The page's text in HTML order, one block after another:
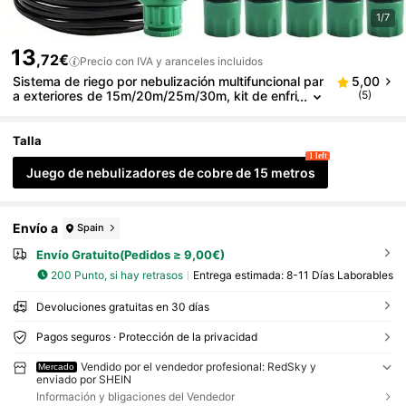
1/7
13,72€ Precio con IVA y aranceles incluidos
Sistema de riego por nebulización multifuncional par
a exteriores de 15m/20m/25m/30m, kit de enfri
invernadero e irrigación
5,00
(5)
Talla
Juego de nebulizadores de cobre de 15 metros
1 left
Envío a Spain
Envío Gratuito(Pedidos ≥ 9,00€)
200 Punto, si hay retrasos Entrega estimada: 8-11 Días Laborables
Devoluciones gratuitas en 30 días
Pagos seguros · Protección de la privacidad
Mercado
Vendido por el vendedor profesional: RedSky y
enviado por SHEIN
Información y bligaciones del Vendedor